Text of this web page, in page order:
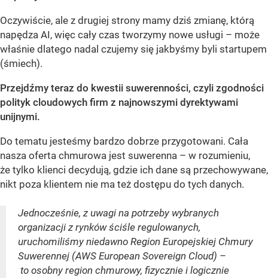
Oczywiście, ale z drugiej strony mamy dziś zmianę, którą
napędza AI, więc cały czas tworzymy nowe usługi – może
właśnie dlatego nadal czujemy się jakbyśmy byli startupem
(śmiech).
Przejdźmy teraz do kwestii suwerenności, czyli zgodności
polityk cloudowych firm z najnowszymi dyrektywami
unijnymi.
Do tematu jesteśmy bardzo dobrze przygotowani. Cała
nasza oferta chmurowa jest suwerenna – w rozumieniu,
że tylko klienci decydują, gdzie ich dane są przechowywane,
nikt poza klientem nie ma też dostępu do tych danych.
Jednocześnie, z uwagi na potrzeby wybranych
organizacji z rynków ściśle regulowanych,
uruchomiliśmy niedawno Region Europejskiej Chmury
Suwerennej (AWS European Sovereign Cloud) –
to osobny region chmurowy, fizycznie i logicznie